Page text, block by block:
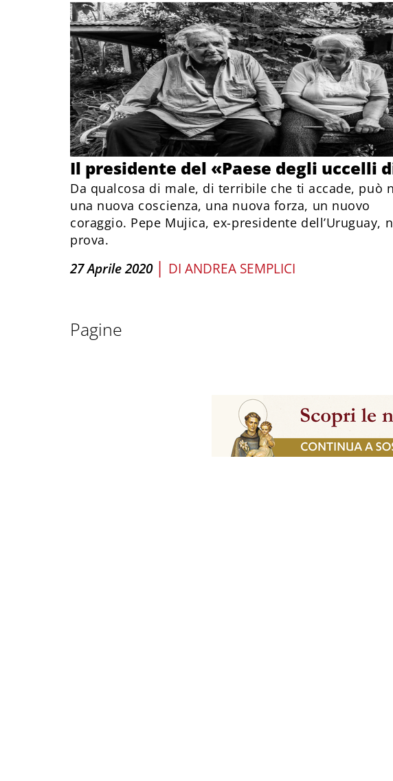
Il presidente del «Paese degli uccelli
Da qualcosa di male, di terribile che ti accade, può
una nuova coscienza, una nuova forza, un nuovo
coraggio. Pepe Mujica, ex-presidente dell’Uruguay,
prova.
27 Aprile 2020 | DI ANDREA SEMPLICI
Pagine